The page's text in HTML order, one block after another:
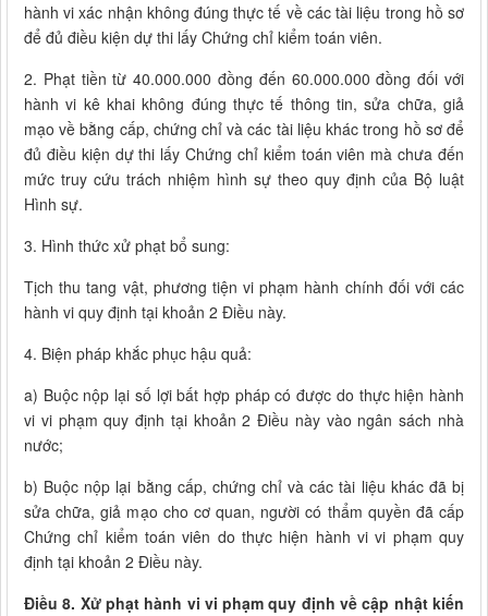
hành vi xác nhận không đúng thực tế về các tài liệu trong hồ sơ
để đủ điều kiện dự thi lấy Chứng chỉ kiểm toán viên.
2. Phạt tiền từ 40.000.000 đồng đến 60.000.000 đồng đối với
hành vi kê khai không đúng thực tế thông tin, sửa chữa, giả
mạo về bằng cấp, chứng chỉ và các tài liệu khác trong hồ sơ để
đủ điều kiện dự thi lấy Chứng chỉ kiểm toán viên mà chưa đến
mức truy cứu trách nhiệm hình sự theo quy định của Bộ luật
Hình sự.
3. Hình thức xử phạt bổ sung:
Tịch thu tang vật, phương tiện vi phạm hành chính đối với các
hành vi quy định tại khoản 2 Điều này.
4. Biện pháp khắc phục hậu quả:
a) Buộc nộp lại số lợi bất hợp pháp có được do thực hiện hành
vi vi phạm quy định tại khoản 2 Điều này vào ngân sách nhà
nước;
b) Buộc nộp lại bằng cấp, chứng chỉ và các tài liệu khác đã bị
sửa chữa, giả mạo cho cơ quan, người có thẩm quyền đã cấp
Chứng chỉ kiểm toán viên do thực hiện hành vi vi phạm quy
định tại khoản 2 Điều này.
Điều 8. Xử phạt hành vi vi phạm quy định về cập nhật kiến